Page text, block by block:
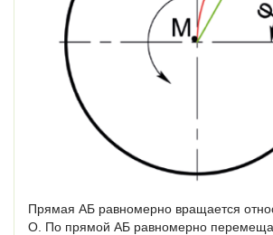
Прямая АБ равномерно вращается
O. По прямой АБ равномерно